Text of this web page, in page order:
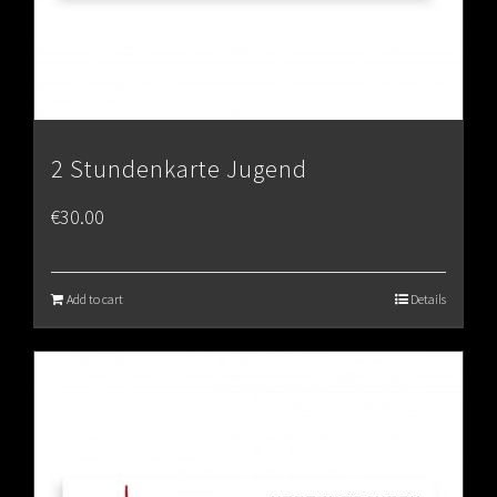
2 Stundenkarte Jugend
€30.00
Add to cart Details